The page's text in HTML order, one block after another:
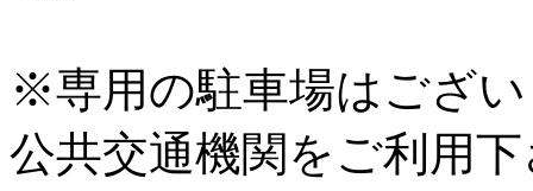
※専用の駐車場はござ
公共交通機関をご利用